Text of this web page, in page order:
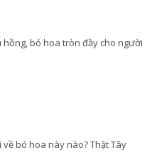
bó hoa tròn đầy cho người
về bó hoa này nào? Thật Tây